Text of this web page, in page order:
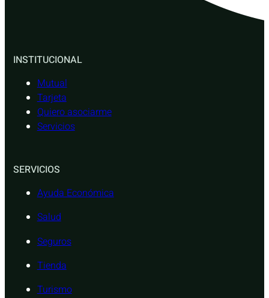
INSTITUCIONAL
Mutual
Tarjeta
Quiero asociarme
Servicios
SERVICIOS
Ayuda Económica
Salud
Seguros
Tienda
Turismo